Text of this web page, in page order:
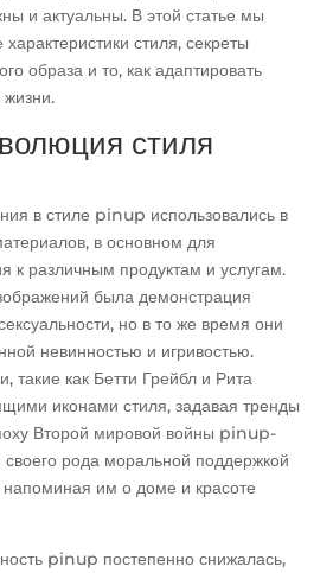
и актуальны. В этой статье мы
стиля, секреты
образа и то, как адаптировать
стиля
в стиле pinup использовались в
в основном для
к различным продуктам и услугам.
была демонстрация
но в то же время они
невинностью и игривостью.
как Бетти Грейбл и Рита
иконами стиля, задавая тренды
Второй мировой войны pinup-
рода моральной поддержкой
им о доме и красоте
pinup постепенно снижалась,